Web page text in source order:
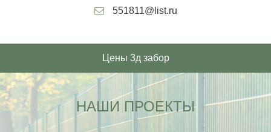
551811@list.ru
Цены 3д забор
НАШИ ПРОЕКТЫ